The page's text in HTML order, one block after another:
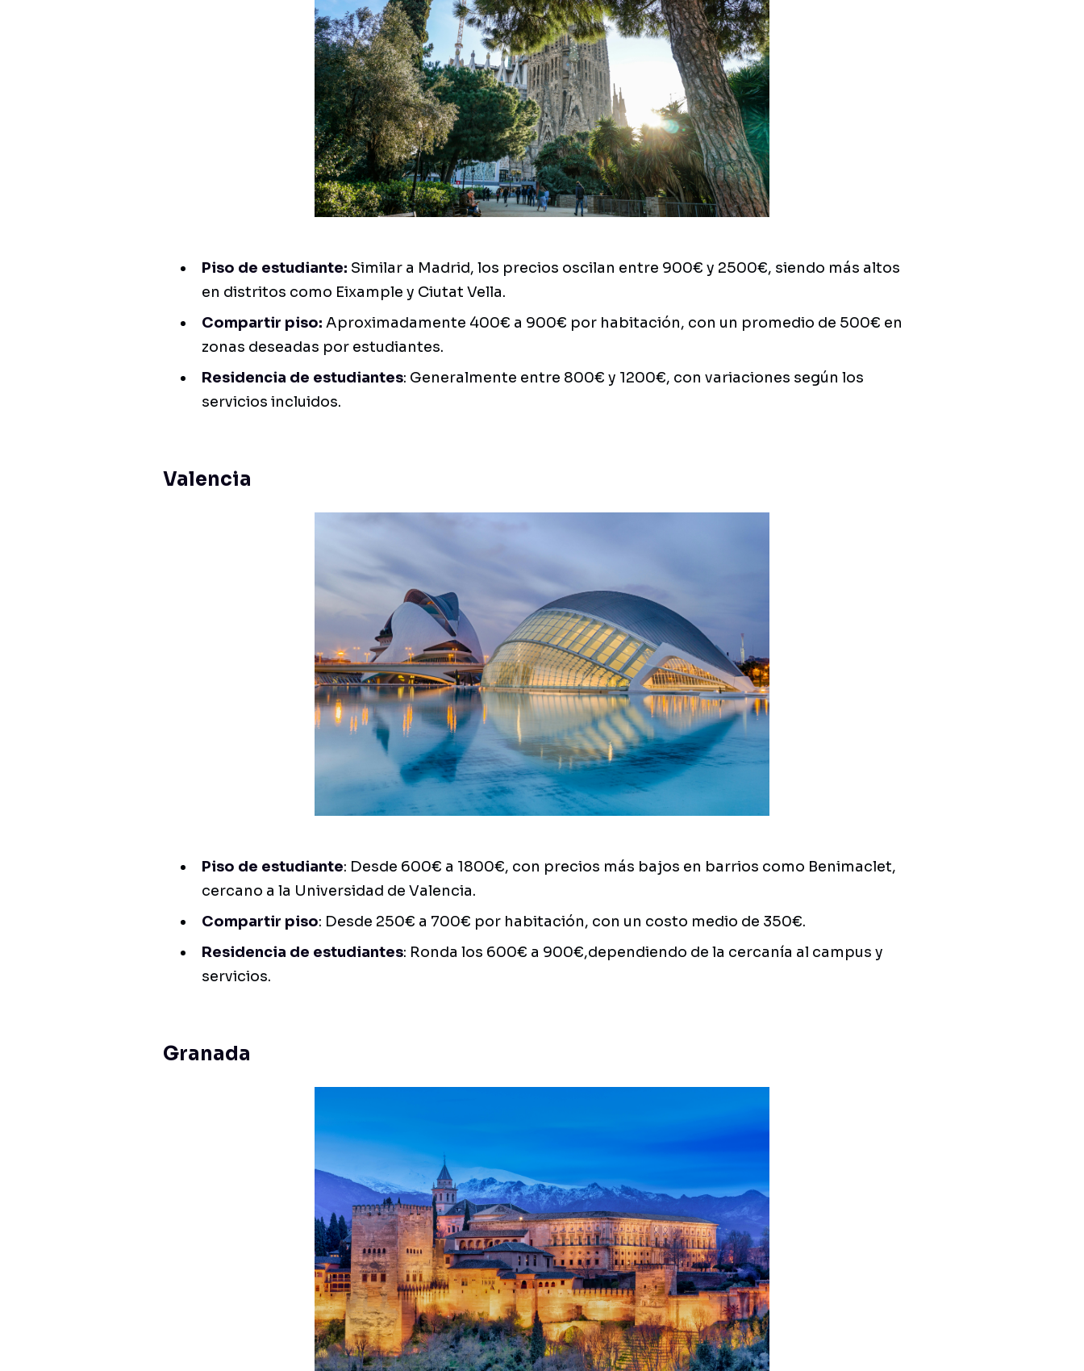
Piso de estudiante: Similar a Madrid, los precios oscilan entre 900€ y 2500€, siendo más altos
en distritos como Eixample y Ciutat Vella.
Compartir piso: Aproximadamente 400€ a 900€ por habitación, con un promedio de 500€ en
zonas deseadas por estudiantes.
Residencia de estudiantes: Generalmente entre 800€ y 1200€, con variaciones según los
servicios incluidos.
Valencia
Piso de estudiante: Desde 600€ a 1800€, con precios más bajos en barrios como Benimaclet,
cercano a la Universidad de Valencia.
Compartir piso: Desde 250€ a 700€ por habitación, con un costo medio de 350€.
Residencia de estudiantes: Ronda los 600€ a 900€,dependiendo de la cercanía al campus y
servicios.
Granada